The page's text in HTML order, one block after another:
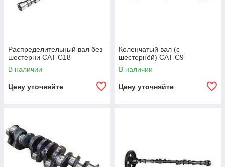
Распределительный вал без
шестерни CAT C18
В наличии
Цену уточняйте
Коленчатый вал (с
шестернёй) CAT C9
В наличии
Цену уточняйте